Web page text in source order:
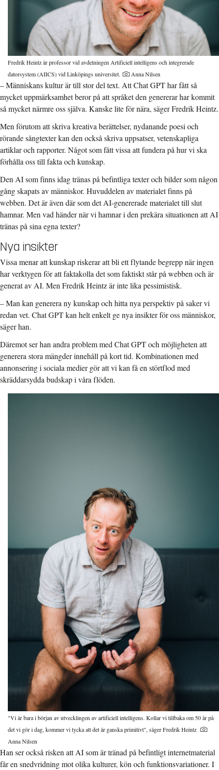
Fredrik Heintz är professor vid avdelningen Artificiell intelligens och integrerade
datorsystem (AIICS) vid Linköpings universitet.
Anna Nilsen
– Människans kultur är till stor del text. Att Chat GPT har fått så
mycket uppmärksamhet beror på att språket den genererar har kommit
så mycket närmre oss själva. Kanske lite för nära, säger Fredrik Heintz.
Men förutom att skriva kreativa berättelser, nydanande poesi och
rörande sångtexter kan den också skriva uppsatser, vetenskapliga
artiklar och rapporter. Något som fått vissa att fundera på hur vi ska
förhålla oss till fakta och kunskap.
Den AI som finns idag tränas på befintliga texter och bilder som någon
gång skapats av människor. Huvuddelen av materialet finns på
webben. Det är även där som det AI-genererade materialet till slut
hamnar. Men vad händer när vi hamnar i den prekära situationen att AI
tränas på sina egna texter?
Nya insikter
Vissa menar att kunskap riskerar att bli ett flytande begrepp när ingen
har verktygen för att faktakolla det som faktiskt står på webben och är
generat av AI. Men Fredrik Heintz är inte lika pessimistisk.
– Man kan generera ny kunskap och hitta nya perspektiv på saker vi
redan vet. Chat GPT kan helt enkelt ge nya insikter för oss människor,
säger han.
Däremot ser han andra problem med Chat GPT och möjligheten att
generera stora mängder innehåll på kort tid. Kombinationen med
annonsering i sociala medier gör att vi kan få en störtflod med
skräddarsydda budskap i våra flöden.
"Vi är bara i början av utvecklingen av artificiell intelligens. Kollar vi tillbaka om 50 år på
det vi gör i dag, kommer vi tycka att det är ganska primitivt", säger Fredrik Heintz
Anna Nilsen
Han ser också risken att AI som är tränad på befintligt internetmaterial
får en snedvridning mot olika kulturer, kön och funktionsvariationer. I